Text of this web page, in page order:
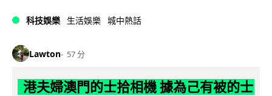
科技娛樂 生活娛樂 城中熱話
Lawton 57 分
港夫婦澳門的士拾相機 據為己有被的士